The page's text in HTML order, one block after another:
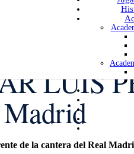
LUIS
de la cantera del Real